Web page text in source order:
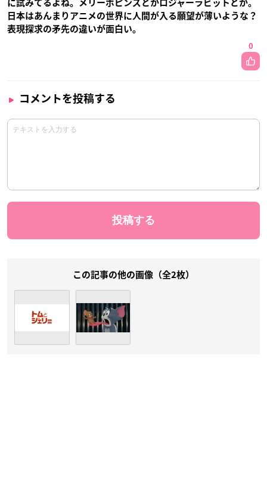
に試みてるよね。メリーポピンズとかロジャーラビットとか。
日本はあんまりアニメの世界に人間が入る願望が薄いような？
表現探求の矛先の違いが面白い。
0
コメントを投稿する
この記事の他の画像（全2枚）